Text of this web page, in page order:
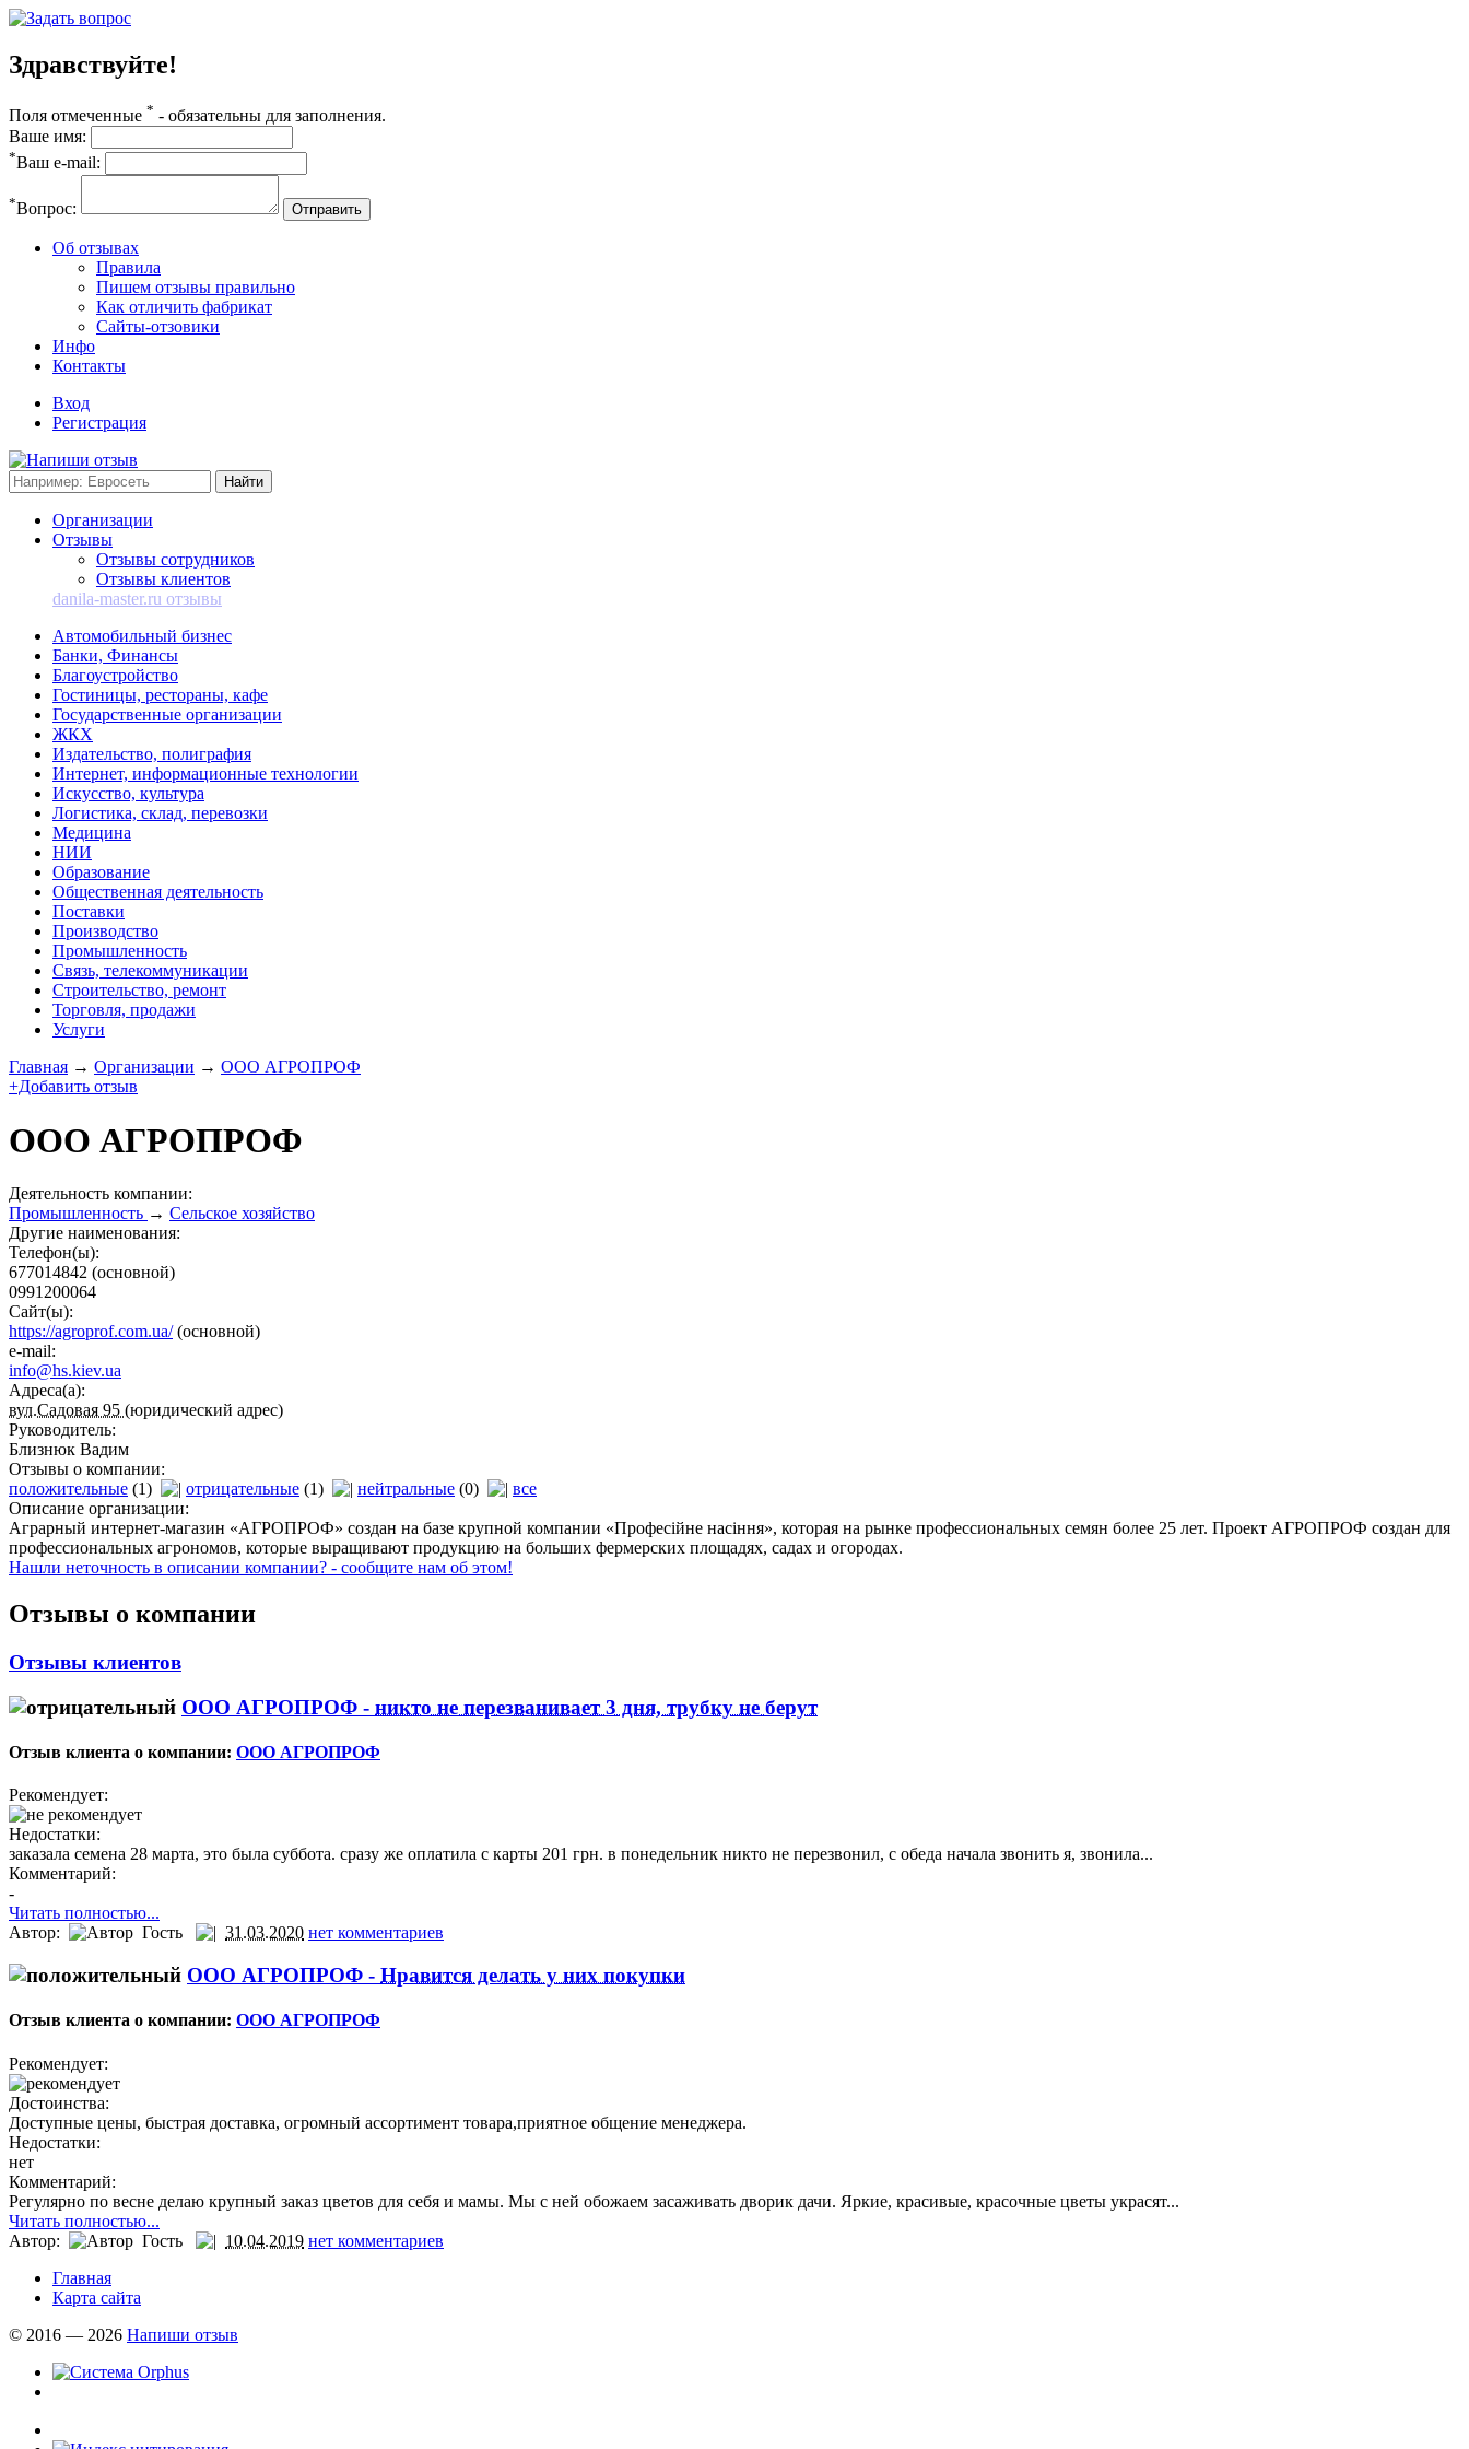
Здравствуйте!
Поля отмеченные * - обязательны для заполнения.
Ваше имя:
*Ваш e-mail:
*Вопрос: Отправить
Об отзывах
Правила
Пишем отзывы правильно
Как отличить фабрикат
Сайты-отзовики
Инфо
Контакты
Вход
Регистрация
Организации
Отзывы
Отзывы сотрудников
Отзывы клиентов
danila-master.ru отзывы
Автомобильный бизнес
Банки, Финансы
Благоустройство
Гостиницы, рестораны, кафе
Государственные организации
ЖКХ
Издательство, полиграфия
Интернет, информационные технологии
Искусство, культура
Логистика, склад, перевозки
Медицина
НИИ
Образование
Общественная деятельность
Поставки
Производство
Промышленность
Связь, телекоммуникации
Строительство, ремонт
Торговля, продажи
Услуги
Главная → Организации → ООО АГРОПРОФ
+Добавить отзыв
ООО АГРОПРОФ
Деятельность компании:
Промышленность → Сельское хозяйство
Другие наименования:
Телефон(ы):
677014842 (основной)
0991200064
Сайт(ы):
https://agroprof.com.ua/(основной)
e-mail:
info@hs.kiev.ua
Адреса(а):
вул.Садовая 95 (юридический адрес)
Руководитель:
Близнюк Вадим
Отзывы о компании:
положительные (1) отрицательные (1) нейтральные (0)
все
Описание организации:
Аграрный интернет-магазин «АГРОПРОФ» создан на базе крупной компании «Професійне насіння», которая на рынке профессиональных семян более 25 лет. Проект АГРОПРОФ создан для
профессиональных агрономов, которые выращивают продукцию на больших фермерских площадях, садах и огородах.
Нашли неточность в описании компании? - сообщите нам об этом!
Отзывы о компании
Отзывы клиентов
ООО АГРОПРОФ - никто не перезванивает 3 дня, трубку не берут
Отзыв клиента о компании: ООО АГРОПРОФ
Рекомендует:
Недостатки:
заказала семена 28 марта, это была суббота. сразу же оплатила с карты 201 грн. в понедельник никто не перезвонил, с обеда начала звонить я, звонила...
Комментарий:
-
Читать полностью...
Автор:
Гость 31.03.2020 нет комментариев
ООО АГРОПРОФ - Нравится делать у них покупки
Отзыв клиента о компании: ООО АГРОПРОФ
Рекомендует:
Достоинства:
Доступные цены, быстрая доставка, огромный ассортимент товара,приятное общение менеджера.
Недостатки:
нет
Комментарий:
Регулярно по весне делаю крупный заказ цветов для себя и мамы. Мы с ней обожаем засаживать дворик дачи. Яркие, красивые, красочные цветы украсят...
Читать полностью...
Автор:
Гость 10.04.2019 нет комментариев
Главная
Карта сайта
© 2016 — 2026 Напиши отзыв